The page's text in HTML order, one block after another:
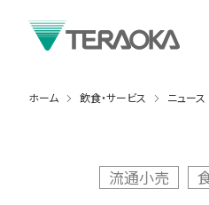
ホーム 飲食・サービス ニュース
流通小売